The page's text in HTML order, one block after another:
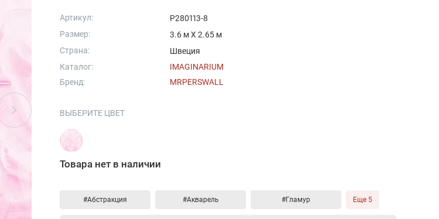
Артикул:
P280113-8
Размер:
3.6 м X 2.65 м
Страна:
Швеция
Каталог:
IMAGINARIUM
Бренд:
MRPERSWALL
ВЫБЕРИТЕ ЦВЕТ
Товара нет в наличии
#Абстракция #Акварель #Гламур Еще 5